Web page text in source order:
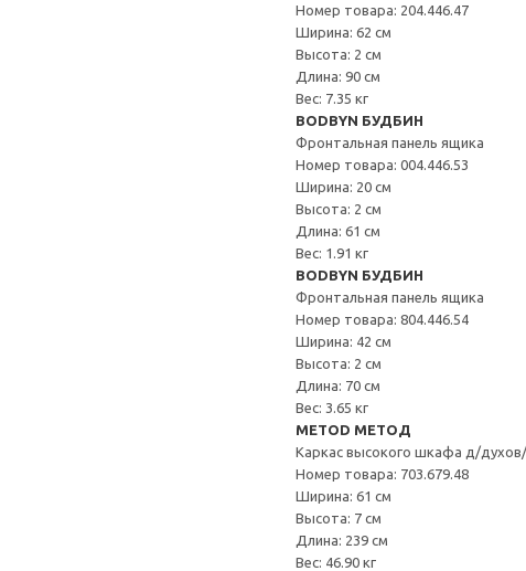
Номер товара: 204.446.47
Ширина: 62 см
Высота: 2 см
Длина: 90 см
Вес: 7.35 кг
BODBYN БУДБИН
Фронтальная панель ящика
Номер товара: 004.446.53
Ширина: 20 см
Высота: 2 см
Длина: 61 см
Вес: 1.91 кг
BODBYN БУДБИН
Фронтальная панель ящика
Номер товара: 804.446.54
Ширина: 42 см
Высота: 2 см
Длина: 70 см
Вес: 3.65 кг
METOD МЕТОД
Каркас высокого шкафа д/
Номер товара: 703.679.48
Ширина: 61 см
Высота: 7 см
Длина: 239 см
Вес: 46.90 кг